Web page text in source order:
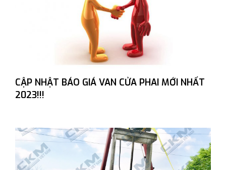
CẬP NHẬT BÁO GIÁ VAN CỬA PHAI MỚI NHẤT
2023!!!